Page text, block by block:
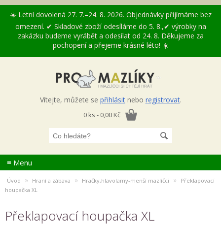
☀️ Letní dovolená 27. 7.–24. 8. 2026. Objednávky přijímáme bez
omezení. ✔ Skladové zboží odesíláme do 5. 8.,✔ výrobky na
zakázku budeme vyrábět a odesílat od 24. 8. Děkujeme za
pochopení a přejeme krásné léto! ☀️
Vítejte, můžete se přihlásitnebo registrovat.
0 ks - 0,00 Kč
≡ Menu
Úvod » Hraní a zábava » Hračky,hlavolamy-menší mazlíčci »
Překlapovací
houpačka XL
Překlapovací houpačka XL